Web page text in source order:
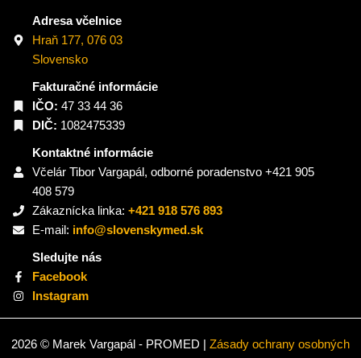
Adresa včelnice
Hraň 177, 076 03
Slovensko
Fakturačné informácie
IČO: 47 33 44 36
DIČ: 1082475339
Kontaktné informácie
Včelár Tibor Vargapál, odborné poradenstvo +421 905
408 579
Zákaznícka linka: +421 918 576 893
E-mail: info@slovenskymed.sk
Sledujte nás
Facebook
Instagram
2026 © Marek Vargapál - PROMED | Zásady ochrany osobných